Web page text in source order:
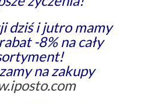
dziś i jutro mamy
-8% na cały
na zakupy